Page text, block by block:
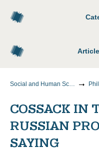
Social and Human Sciences
COSSACK IN
RUSSIAN
SAYING